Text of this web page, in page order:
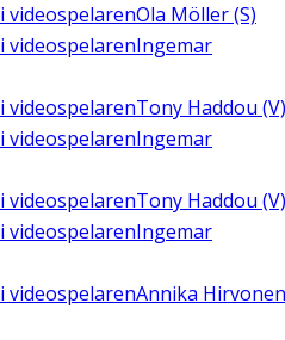
i videospelarenOla Möller (S)
i videospelarenIngemar
i videospelarenTony Haddou (V)
i videospelarenIngemar
i videospelarenTony Haddou (V)
i videospelarenIngemar
i videospelarenAnnika Hirvonen